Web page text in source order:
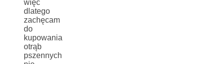
więc
dlatego
zachęcam
do
kupowania
otrąb
pszennych